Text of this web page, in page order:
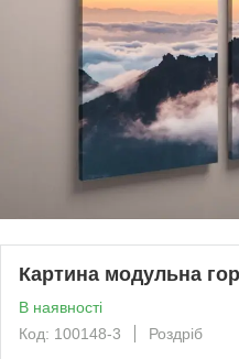
Картина модульна
В наявності
Код: 100148-3
Роздріб